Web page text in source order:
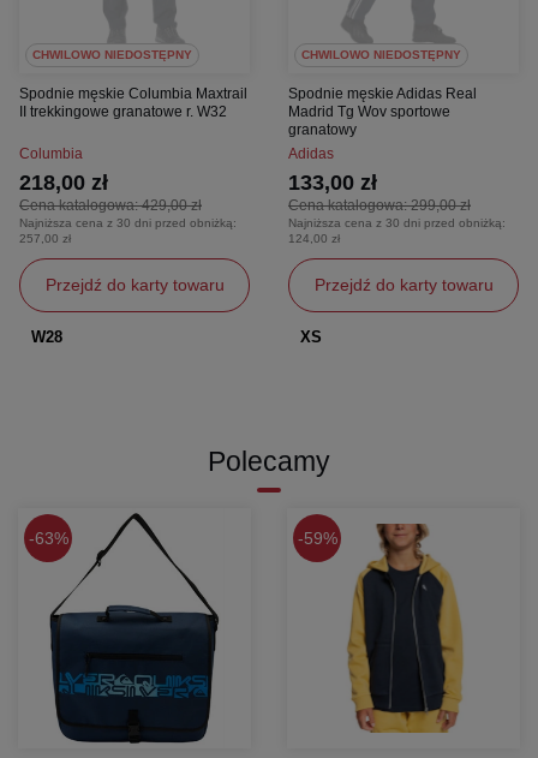
CHWILOWO NIEDOSTĘPNY
Spodnie męskie Columbia Maxtrail
II trekkingowe granatowe r. W32
Columbia
Cena katalogowa:429,00 zł
218,00 zł
Najniższa cena z 30 dni przed obniżką:
257,00 zł
Przejdź do karty towaru
W28
CHWILOWO NIEDOSTĘPNY
Spodnie męskie Adidas Real
Madrid Tg Wov sportowe
granatowy
Adidas
Cena katalogowa:299,00 zł
133,00 zł
Najniższa cena z 30 dni przed obniżką:
124,00 zł
Przejdź do karty towaru
XS
Polecamy
63% 59%